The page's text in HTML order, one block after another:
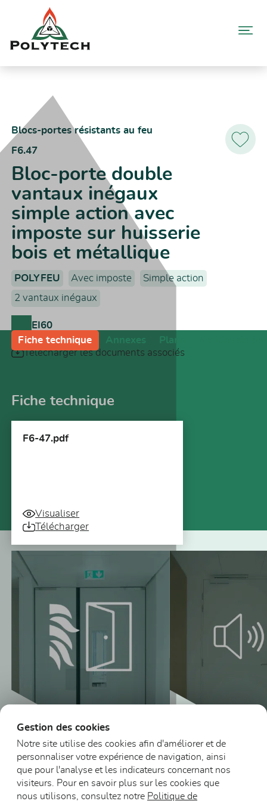
contenu
imposte sur huisserie bois et métallique
Ajoutez
Blocs-portes résistants au feu
F6.47
Bloc-porte double
vantaux inégaux
simple action avec
imposte sur huisserie
bois et métallique
POLYFEU Avec imposte
Simple action
2 vantaux inégaux
EI60
Télécharger les documents associés
Fiche technique Annexes Plans
Fiche technique
F6-47.pdf
Visualiser
Télécharger
Blocs-portes DAS
Blocs-portes
acoustiques (non
et feu)
Gestion des cookies
Notre site utilise des cookies afin d'améliorer et de
personnaliser votre expérience de navigation, ainsi
que pour l'analyse et les indicateurs concernant nos
visiteurs. Pour en savoir plus sur les cookies que
nous utilisons, consultez notre Politique de